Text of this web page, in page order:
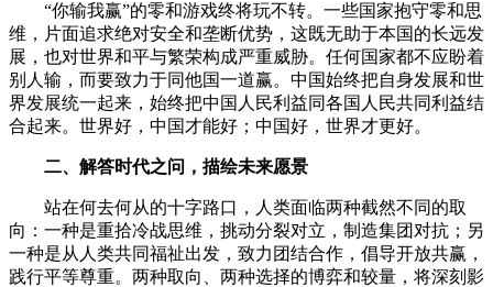
“你输我赢”的零和游戏终将玩不转。一些国家抱守零和思
维，片面追求绝对安全和垄断优势，这既无助于本国的长远发
展，也对世界和平与繁荣构成严重威胁。任何国家都不应盼着
别人输，而要致力于同他国一道赢。中国始终把自身发展和世
界发展统一起来，始终把中国人民利益同各国人民共同利益结
合起来。世界好，中国才能好；中国好，世界才更好。
二、解答时代之问，描绘未来愿景
站在何去何从的十字路口，人类面临两种截然不同的取
向：一种是重拾冷战思维，挑动分裂对立，制造集团对抗；另
一种是从人类共同福祉出发，致力团结合作，倡导开放共赢，
践行平等尊重。两种取向、两种选择的博弈和较量，将深刻影